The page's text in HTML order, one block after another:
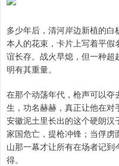
多少年后，清河岸边新植的
本人的花束，卡片上写着平
谊长存。战火早熄，但一种
明有其重量。
在那个动荡年代，枪声可以
生，功名赫赫，真正让他在对
安徽泥土里长出的这个硬朗汉
家国危亡，提枪冲锋；当俘
山那一幕才让所有在场者记
得。